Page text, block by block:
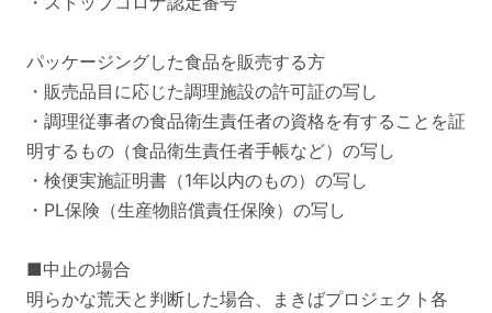
パッケージングした食品を販売する方
・販売品目に応じた調理施設の許可証の写し
・調理従事者の食品衛生責任者の資格を有することを証
明するもの（食品衛生責任者手帳など）の写し
・検便実施証明書（1年以内のもの）の写し
・PL保険（生産物賠償責任保険）の写し
■中止の場合
明らかな荒天と判断した場合、まきばプロジェクト各